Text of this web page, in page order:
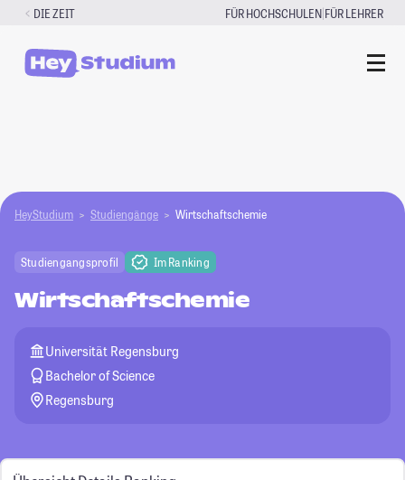
Zum
springen
DIE ZEIT FÜR HOCHSCHULEN|FÜR LEHRER
HeyStudium Studiengänge Wirtschaftschemie
Studiengangsprofil Im Ranking
Wirtschaftschemie
Universität Regensburg
Bachelor of Science
Regensburg